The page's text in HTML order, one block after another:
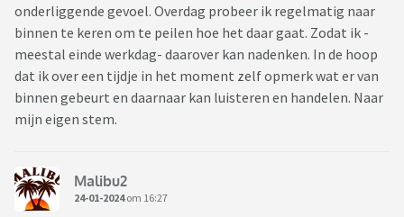
onderliggende gevoel. Overdag probeer ik regelmatig naar
binnen te keren om te peilen hoe het daar gaat. Zodat ik -
meestal einde werkdag- daarover kan nadenken. In de hoop
dat ik over een tijdje in het moment zelf opmerk wat er van
binnen gebeurt en daarnaar kan luisteren en handelen. Naar
mijn eigen stem.
Malibu2
24-01-2024om 16:27